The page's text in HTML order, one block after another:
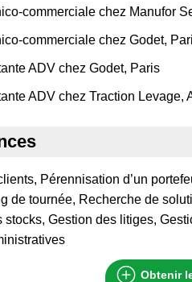
commerciale chez Manufor
commerciale chez Godet,
ADV chez Godet, Paris
ADV chez Traction Levage,
Pérennisation d’un
de tournée, Recherche de
Gestion des litiges,
Obtenir